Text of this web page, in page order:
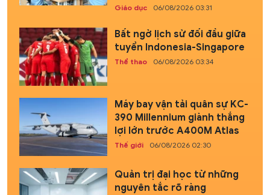
Giáo dục 06/08/2026 03:31
Bất ngờ lịch sử đối đầu giữa
tuyển Indonesia-Singapore
Thể thao 06/08/2026 03:34
Máy bay vận tải quân sự KC-
390 Millennium giành thắng
lợi lớn trước A400M Atlas
Thế giới 06/08/2026 02:30
Quản trị đại học từ những
nguyên tắc rõ ràng